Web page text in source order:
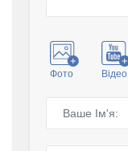
Фото Відео